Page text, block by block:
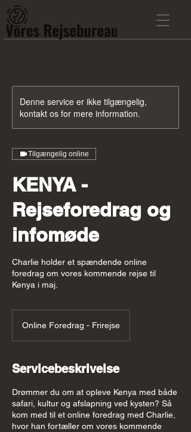
Denne service er ikke tilgængelig,
kontakt os for mere information.
Tilgængelig online
KENYA -
Rejseforedrag og
infomøde
Charlie holder et spændende online
foredrag om vores kommende rejse til
Kenya i maj.
Online Foredrag - Frirejse
Servicebeskrivelse
Drømmer du om at opleve Kenya med både
safari, kultur og afslapning ved kysten? Så
kom med til et online foredrag med Charlie,
hvor han fortæller om vores kommende